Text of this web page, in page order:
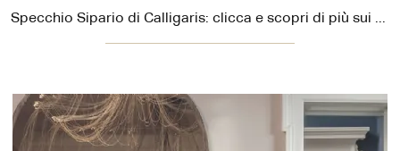
Specchio Sipario di Calligaris: clicca e scopri di più sui Complementi e specchi design senza cornice del noto e conosciuto marchio!